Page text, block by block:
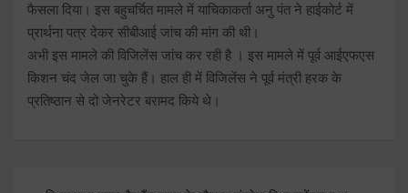
फैसला दिया। इस बहुचर्चित मामले में याचिकाकर्ता अनु पंत ने हाईकोर्ट में
प्रार्थना पत्र देकर सीबीआई जांच की मांग की थी।
अभी इस मामले की विजिलेंस जांच कर रही है । इस मामले में पूर्व आईएफएस
किशन चंद जेल जा चुके हैं। हाल ही में विजिलेंस ने पूर्व मंत्री हरक के
प्रतिष्ठान से दो जेनरेटर बरामद किये थे।